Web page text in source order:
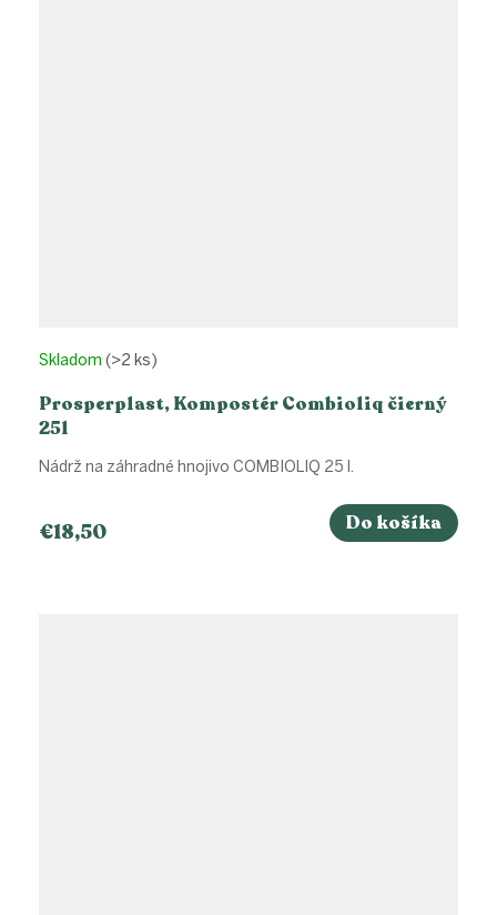
Prosperplast, Kompostér Combioliq čierný
25l
Skladom (>2 ks)
€18,50 Do košíka
Nádrž na záhradné hnojivo COMBIOLIQ 25 l.